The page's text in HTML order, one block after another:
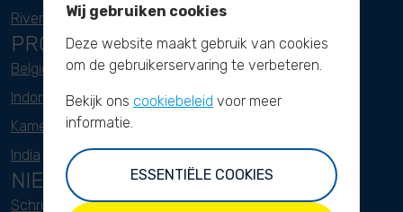
River Cleanup Challenge
PROJECTEN
België
Indonesië
Kameroen
India
NIEUWSBRIEF
Schrijf je hier in
Wij gebruiken cookies
Deze website maakt gebruik van cookies
om de gebruikerservaring te verbeteren.
Bekijk ons cookiebeleid voor meer
informatie.
ESSENTIËLE COOKIES